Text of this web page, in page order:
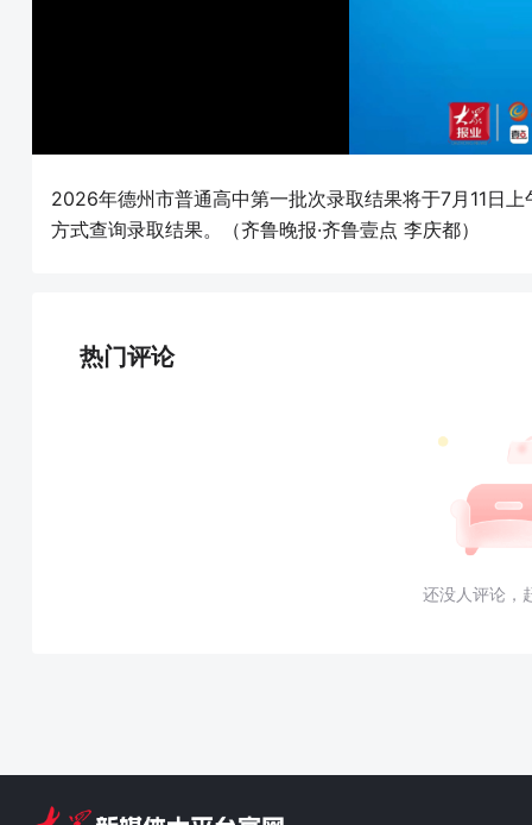
2026年德州市普通高中第一批次录取结果将于7月11日
方式查询录取结果。（齐鲁晚报·齐鲁壹点 李庆都）
热门评论
还没人评论，